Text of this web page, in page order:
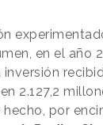
en el año
2.127,2
por